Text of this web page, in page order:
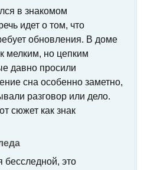
в знакомом
идет о том, что
обновления. В доме
мелким, но цепким
давно просили
сна особенно заметно,
разговор или дело.
сюжет как знак
бесследной, это